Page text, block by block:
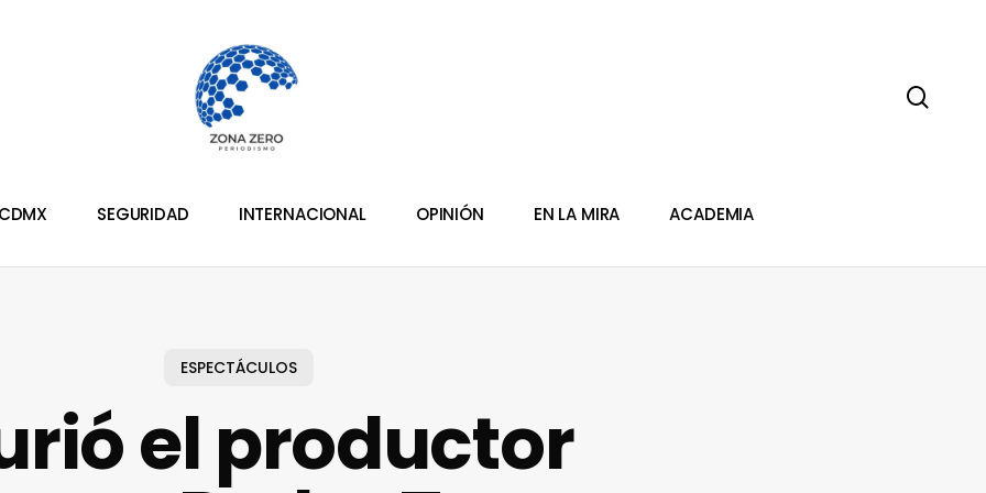
CDMX SEGURIDAD INTERNACIONAL OPINIÓN EN LA MIRA ACADEMIA
ESPECTÁCULOS
el productor